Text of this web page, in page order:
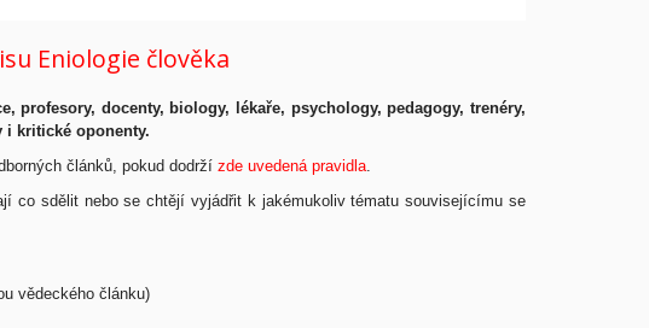
Eniologie člověka
profesory, docenty, biology, lékaře, psychology, pedagogy, trenéry,
i kritické oponenty.
článků, pokud dodrží zde uvedená pravidla.
co sdělit nebo se chtějí vyjádřit k jakémukoliv tématu souvisejícímu se
vědeckého článku)